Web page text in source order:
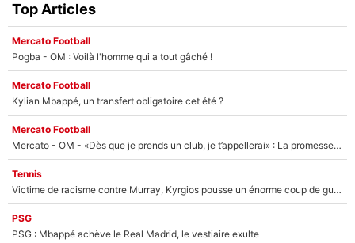
Top Articles
Mercato Football
Pogba - OM : Voilà l'homme qui a tout gâché !
Mercato Football
Kylian Mbappé, un transfert obligatoire cet été ?
Mercato Football
Mercato - OM - «Dès que je prends un club, je t’appellerai» : La promesse de Marcelino au moment de claquer la porte
Tennis
Victime de racisme contre Murray, Kyrgios pousse un énorme coup de gueule !
PSG
PSG : Mbappé achève le Real Madrid, le vestiaire exulte